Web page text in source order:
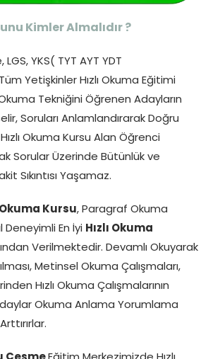
Kimler Almalıdır ?
LGS, YKS( TYT AYT YDT
Tüm Yetişkinler Hızlı Okuma Eğitimi
Okuma Tekniğini Öğrenen Adayların
Soruları Anlamlandırarak Doğru
Okuma Kursu Alan Öğrenci
Sorular Üzerinde Bütünlük ve
Sıkıntısı Yaşamaz.
Okuma Kursu , Paragraf Okuma
Deneyimli En İyi Hızlı Okuma
Verilmektedir. Devamlı Okuyarak
Metinsel Okuma Çalışmaları,
Hızlı Okuma Çalışmalarının
Okuma Anlama Yorumlama